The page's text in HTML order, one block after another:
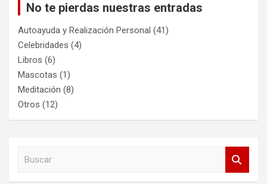
No te pierdas nuestras entradas
Autoayuda y Realización Personal (41)
Celebridades (4)
Libros (6)
Mascotas (1)
Meditación (8)
Otros (12)